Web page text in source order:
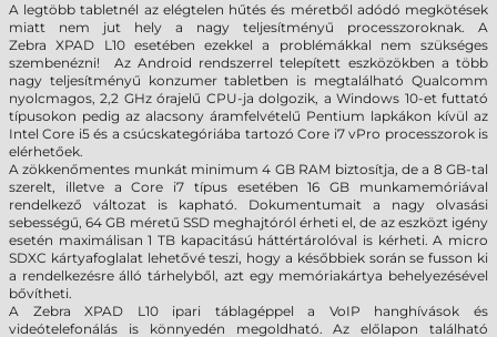
A legtöbb tabletnél az elégtelen hűtés és méretből adódó megkötések
miatt nem jut hely a nagy teljesítményű processzoroknak. A
ZebraXPAD
L10 esetében ezekkel a problémákkal nem szükséges
szembenézni! Az Android rendszerrel telepített eszközökben a több
nagy teljesítményű konzumer tabletben is megtalálható Qualcomm
nyolcmagos, 2,2 GHz órajelű CPU-ja dolgozik, a Windows 10-et futtató
típusokon pedig az alacsony áramfelvételű Pentium lapkákon kívül az
Intel Core i5 és a csúcskategóriába tartozó Core i7 vPro processzorok is
elérhetőek.
A zökkenőmentes munkát minimum 4 GB RAM biztosítja, de a 8 GB-tal
szerelt, illetve a Core i7 típus esetében 16 GB munkamemóriával
rendelkező változat is kapható. Dokumentumait a nagy olvasási
sebességű, 64 GB méretű SSD meghajtóról érheti el, de az eszközt igény
esetén maximálisan 1 TB kapacitású háttértárolóval is kérheti. A micro
SDXC kártyafoglalat lehetővé teszi, hogy a későbbiek során se fusson ki
a rendelkezésre álló tárhelyből, azt egy memóriakártya behelyezésével
bővítheti.
A ZebraXPAD
L10 ipari táblagéppel a VoIP hanghívások és
videótelefonálás is könnyedén megoldható. Az előlapon található